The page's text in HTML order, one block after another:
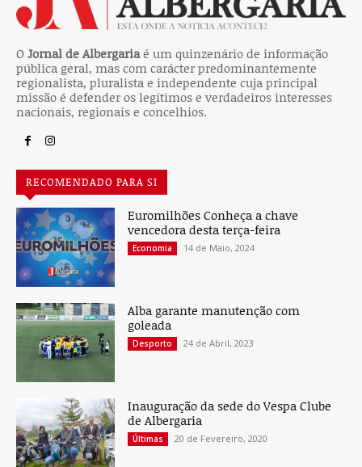
O Jornal de Albergariaé um quinzenário de informação
pública geral, mas com carácter predominantemente
regionalista, pluralista e independente cuja principal
missão é defender os legítimos e verdadeiros interesses
nacionais, regionais e concelhios.
RECOMENDADO PARA SI
Euromilhões Conheça a chave
vencedora desta terça-feira
Economia 14 de Maio, 2024
Alba garante manutenção com
goleada
Desporto 24 de Abril, 2023
Inauguração da sede do Vespa Clube
de Albergaria
Últimas 20 de Fevereiro, 2020